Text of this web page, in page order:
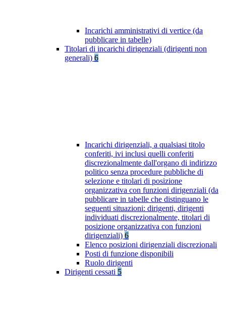
Incarichi amministrativi di vertice (da
pubblicare in tabelle)
Titolari di incarichi dirigenziali (dirigenti non
generali) 6
Incarichi dirigenziali, a qualsiasi titolo
conferiti, ivi inclusi quelli conferiti
discrezionalmente dall'organo di indirizzo
politico senza procedure pubbliche di
selezione e titolari di posizione
organizzativa con funzioni dirigenziali (da
pubblicare in tabelle che distinguano le
seguenti situazioni: dirigenti, dirigenti
individuati discrezionalmente, titolari di
posizione organizzativa con funzioni
dirigenziali) 6
Elenco posizioni dirigenziali discrezionali
Posti di funzione disponibili
Ruolo dirigenti
Dirigenti cessati 5